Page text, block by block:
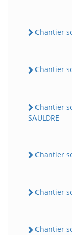
Chantier
Chantier
Chantier
SAULDRE
Chantier
Chantier
Chantier